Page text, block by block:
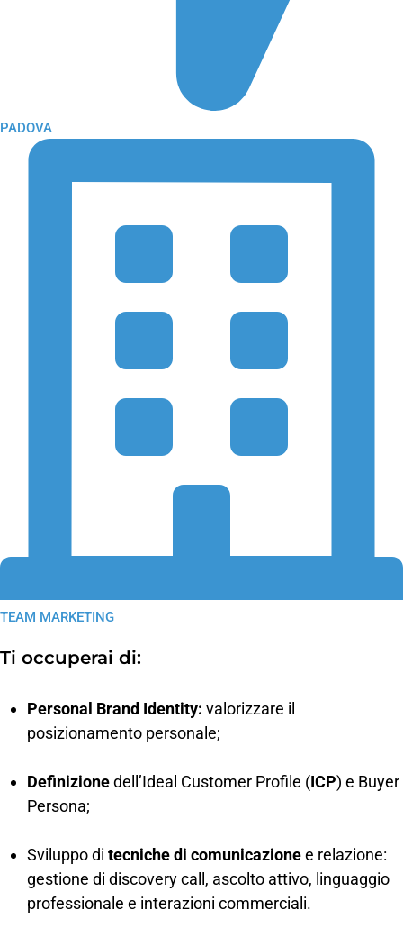
PADOVA
TEAM MARKETING
Ti occuperai di:
Personal Brand Identity: valorizzare il
posizionamento personale;
Definizionedell’Ideal Customer Profile (ICP) e Buyer
Persona;
Sviluppo di tecniche di comunicazionee relazione:
gestione di discovery call, ascolto attivo, linguaggio
professionale e interazioni commerciali.